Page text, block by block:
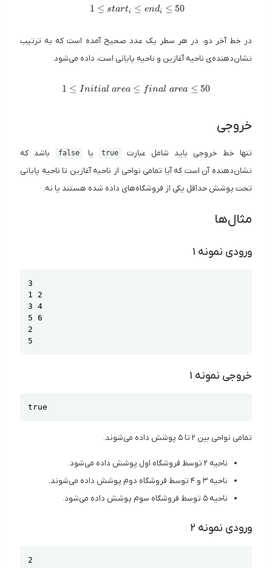
1 \leq start_i \leq end_i \leq 50
1 ≤ starti ≤ endi ≤ 50
در خط آخر دو، در هر سطر یک عدد صحیح آمده است که به ترتیب
نشان‌دهنده‌ی ناحیه آغازین و ناحیه پایانی است، داده می‌شود.
1 \leq Initial \ area \leq final \ area \leq 50
1 ≤ Initial area ≤ final area ≤ 50
خروجی
تنها خط خروجی باید شامل عبارت true یا false
باشد که
نشان‌دهنده آن است که آیا تمامی نواحی از ناحیه آغازین تا ناحیه پایانی
تحت پوشش حداقل یکی از فروشگاه‌های داده شده هستند یا نه.
مثال‌ها
ورودی نمونه ۱
3
1 2
3 4
5 6
2
5
خروجی نمونه ۱
true
تمامی نواحی بین ۲ تا ۵ پوشش داده می‌شوند.
ناحیه ۲ توسط فروشگاه اول پوشش داده می‌شود.
ناحیه ۳ و ۴ توسط فروشگاه دوم پوشش داده می‌شوند.
ناحیه ۵ توسط فروشگاه سوم پوشش داده می‌شود.
ورودی نمونه ۲
2